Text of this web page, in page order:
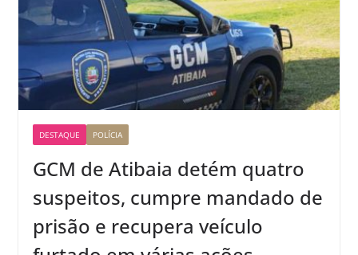
DESTAQUE POLÍCIA
GCM de Atibaia detém quatro
suspeitos, cumpre mandado de
prisão e recupera veículo